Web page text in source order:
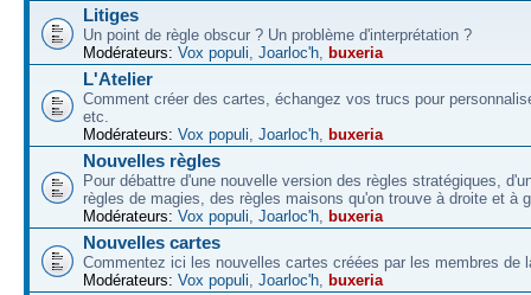
Litiges
Un point de règle obscur ? Un problème d'interprétation ?
Modérateurs: Vox populi, Joarloc'h, buxeria
L'Atelier
Comment créer des cartes, échangez vos trucs pour
etc.
Modérateurs: Vox populi, Joarloc'h, buxeria
Nouvelles règles
Pour débattre d'une nouvelle version des règles stratégiques,
règles de magies, des règles maisons qu'on trouve à droite et à
Modérateurs: Vox populi, Joarloc'h, buxeria
Nouvelles cartes
Commentez ici les nouvelles cartes créées par les membres de
Modérateurs: Vox populi, Joarloc'h, buxeria